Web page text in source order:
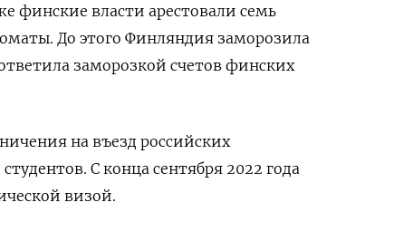
финские власти арестовали семь
До этого Финляндия заморозила
заморозкой счетов финских
на въезд российских
С конца сентября 2022 года
визой.